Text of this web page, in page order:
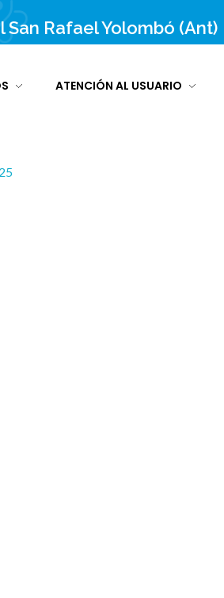
San Rafael Yolombó (Ant)
ATENCIÓN AL USUARIO